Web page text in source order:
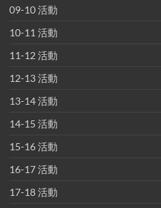
09-10 活動
10-11 活動
11-12 活動
12-13 活動
13-14 活動
14-15 活動
15-16 活動
16-17 活動
17-18 活動